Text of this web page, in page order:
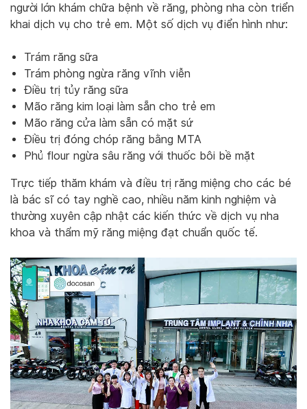
người lớn khám chữa bệnh về răng, phòng nha còn triển
khai dịch vụ cho trẻ em. Một số dịch vụ điển hình như:
Trám răng sữa
Trám phòng ngừa răng vĩnh viễn
Điều trị tủy răng sữa
Mão răng kim loại làm sẵn cho trẻ em
Mão răng cửa làm sẵn có mặt sứ
Điều trị đóng chóp răng bằng MTA
Phủ flour ngừa sâu răng với thuốc bôi bề mặt
Trực tiếp thăm khám và điều trị răng miệng cho các bé
là bác sĩ có tay nghề cao, nhiều năm kinh nghiệm và
thường xuyên cập nhật các kiến thức về dịch vụ nha
khoa và thẩm mỹ răng miệng đạt chuẩn quốc tế.